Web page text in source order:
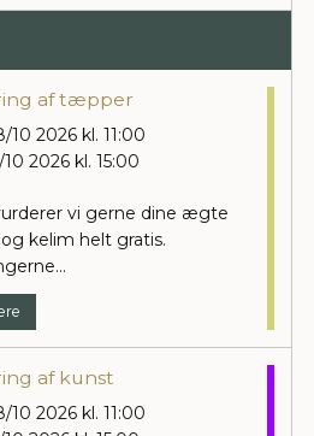
af tæpper
10 2026 kl. 11:00
10 2026 kl. 15:00
vi gerne dine ægte
kelim helt gratis.
af kunst
10 2026 kl. 11:00